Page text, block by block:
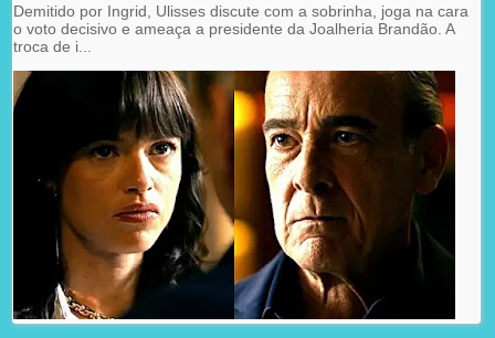
Demitido por Ingrid, Ulisses discute com a sobrinha, joga na cara
o voto decisivo e ameaça a presidente da Joalheria Brandão. A
troca de i...